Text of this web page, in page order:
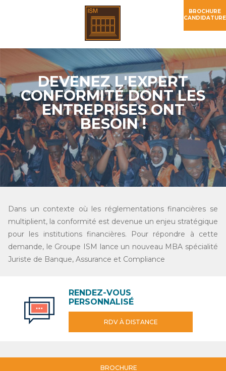
DEVENEZ L'EXPERT
CONFORMITÉ DONT LES
ENTREPRISES ONT
BESOIN !
Dans un contexte où les réglementations financières se
multiplient, la conformité est devenue un enjeu stratégique
pour les institutions financières. Pour répondre à cette
demande, le Groupe ISM lance un nouveau MBA spécialité
Juriste de Banque, Assurance et Compliance
RENDEZ-VOUS
PERSONNALISÉ
RDV À DISTANCE
BROCHURE
BROCHURE
CANDIDATURE